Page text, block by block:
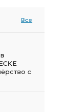
Все
с